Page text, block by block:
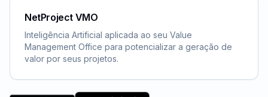
NetProject VMO
Inteligência Artificial aplicada ao seu Value
Management Office para potencializar a geração de
valor por seus projetos.